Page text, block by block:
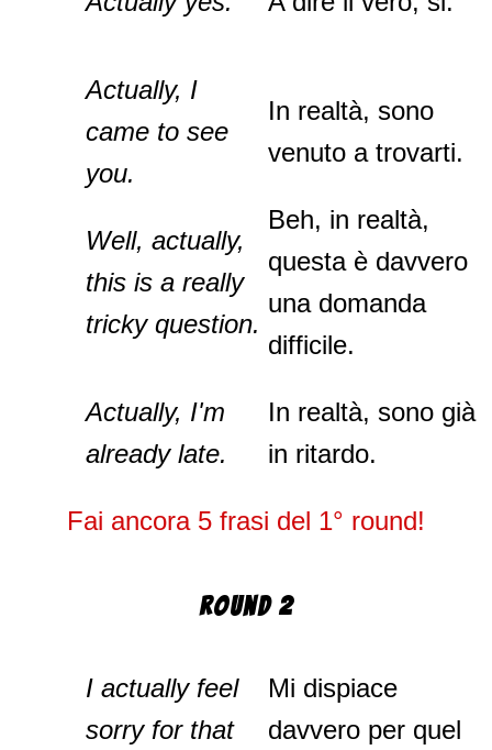
Actually, I
came to see
you.
In realtà, sono
venuto a trovarti.
Well, actually,
this is a really
tricky question.
Beh, in realtà,
questa è davvero
una domanda
difficile.
Actually, I'm
already late.
In realtà, sono già
in ritardo.
Fai ancora 5 frasi del 1° round!
Round 2
I actually feel
sorry for that
Mi dispiace
davvero per quel